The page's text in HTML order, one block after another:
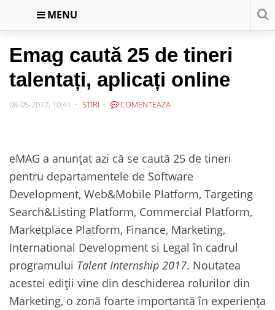
MENU
Emag caută 25 de tineri
talentați, aplicați online
08-05-2017, 10:41 STIRI COMENTEAZA
eMAG a anunțat azi că se caută 25 de tineri
pentru departamentele de Software
Development, Web&Mobile Platform, Targeting
Search&Listing Platform, Commercial Platform,
Marketplace Platform, Finance, Marketing,
International Development si Legal în cadrul
programului Talent Internship 2017. Noutatea
acestei ediții vine din deschiderea rolurilor din
Marketing, o zonă foarte importantă în experiența